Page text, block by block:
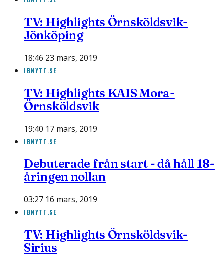
TV: Highlights Örnsköldsvik-
Jönköping
18:46 23 mars, 2019
IBNYTT.SE
TV: Highlights KAIS Mora-
Örnsköldsvik
19:40 17 mars, 2019
IBNYTT.SE
Debuterade från start - då håll 18-
åringen nollan
03:27 16 mars, 2019
IBNYTT.SE
TV: Highlights Örnsköldsvik-
Sirius